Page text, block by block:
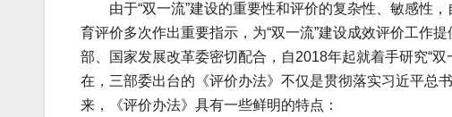
由于“双一流”建设的重要性和评价的复杂性、敏感性，
育评价多次作出重要指示，为“双一流”建设成效评价工作
部、国家发展改革委密切配合，自2018年起就着手研究“
在，三部委出台的《评价办法》不仅是贯彻落实习近平总
来，《评价办法》具有一些鲜明的特点：